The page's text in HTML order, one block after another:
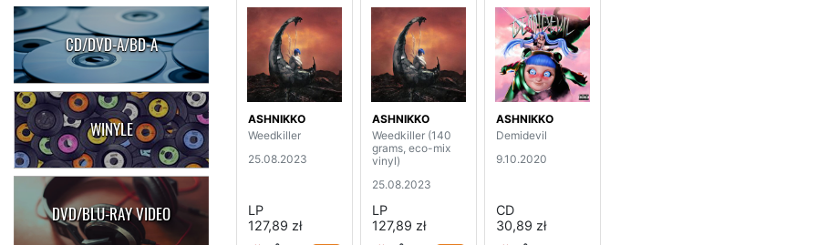
CD/DVD-A/BD-A
WINYLE
DVD/BLU-RAY VIDEO
ASHNIKKO
Weedkiller
25.08.2023
LP
127,89 zł
ASHNIKKO
Weedkiller (140
grams, eco-mix
vinyl)
25.08.2023
LP
127,89 zł
ASHNIKKO
Demidevil
9.10.2020
CD
30,89 zł